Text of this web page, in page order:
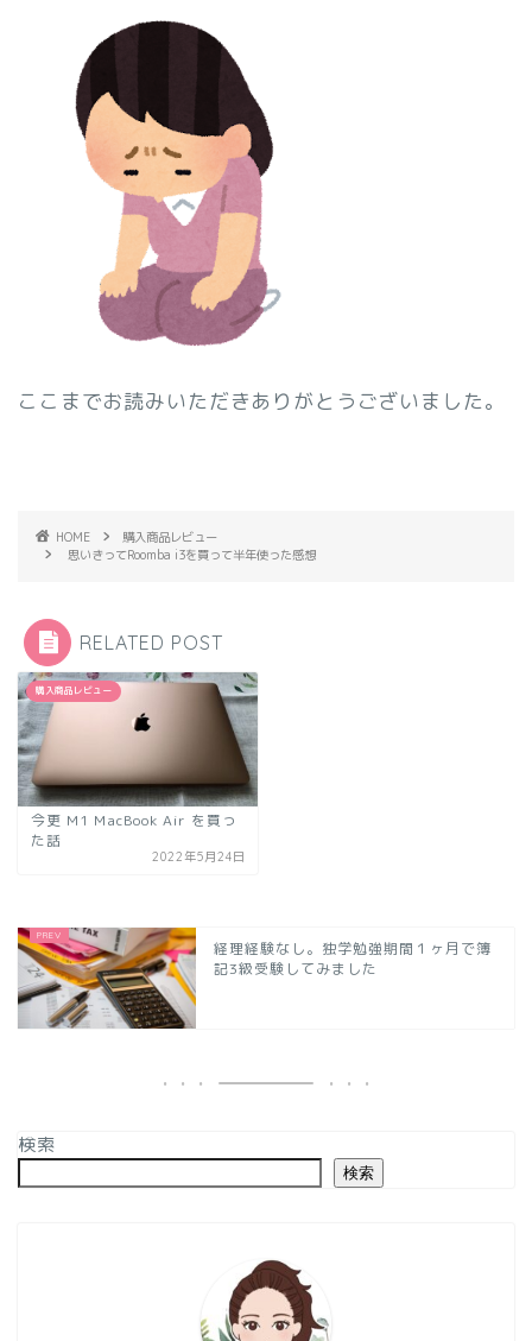
ここまでお読みいただきありがとうございました。
HOME
購入商品レビュー
思いきってRoomba i3を買って半年使った感想
RELATED POST
購入商品レビュー
今更 M1 MacBook Air を買っ
た話
2022年5月24日
経理経験なし。独学勉強期間１ヶ月で簿
記3級受験してみました
検索
検索